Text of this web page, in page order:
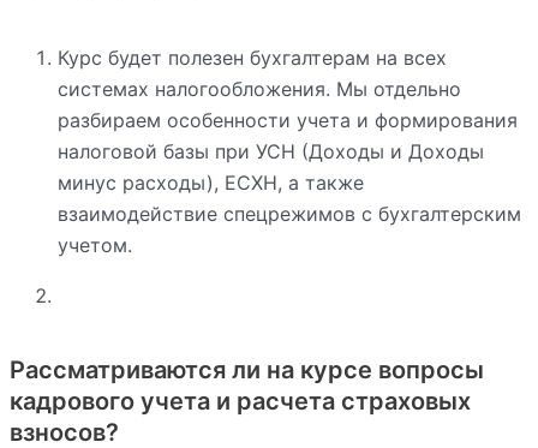
Курс будет полезен бухгалтерам на всех
системах налогообложения. Мы отдельно
разбираем особенности учета и формирования
налоговой базы при УСН (Доходы и Доходы
минус расходы), ЕСХН, а также
взаимодействие спецрежимов с бухгалтерским
учетом.
Рассматриваются ли на курсе вопросы
кадрового учета и расчета страховых
взносов?